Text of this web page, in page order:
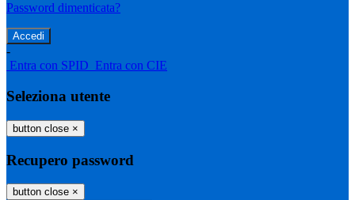
Password dimenticata?
-
Entra con SPID Entra con CIE
Seleziona utente
button close ×
Recupero password
button close ×